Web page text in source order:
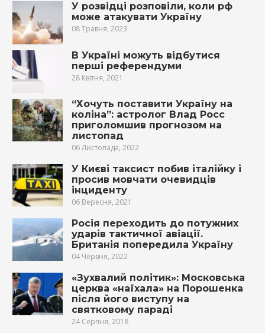
У розвідці розповіли, коли рф
може атакувати Україну
08 Травня, 2023
В Україні можуть відбутися
перші референдуми
28 Квітня, 2021
“Хочуть поставити Україну на
коліна”: астролог Влад Росс
приголомшив прогнозом на
листопад
06 Листопада, 2022
У Києві таксист побив італійку і
просив мовчати очевидців
інциденту
06 Вересня, 2021
Росія переходить до потужних
ударів тактичної авіації.
Британія попередила Україну
04 Червня, 2022
«Зухвалий політик»: Московська
церква «наїхала» на Порошенка
після його виступу на
святковому параді
24 Серпня, 2018